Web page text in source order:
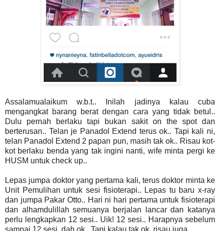
Assalamualaikum w.b.t.. Inilah jadinya kalau cuba
mengangkat barang berat dengan cara yang tidak betul..
Dulu pernah berlaku tapi bukan sakit on the spot dan
berterusan.. Telan je Panadol Extend terus ok.. Tapi kali ni,
telan Panadol Extend 2 papan pun, masih tak ok.. Risau kot-
kot berlaku benda yang tak ingini nanti, wife minta pergi ke
HUSM untuk check up..
Lepas jumpa doktor yang pertama kali, terus doktor minta ke
Unit Pemulihan untuk sesi fisioterapi.. Lepas tu baru x-ray
dan jumpa Pakar Otto.. Hari ni hari pertama untuk fisioterapi
dan alhamdulillah semuanya berjalan lancar dan katanya
perlu lengkapkan 12 sesi.. Uik! 12 sesi.. Harapnya sebelum